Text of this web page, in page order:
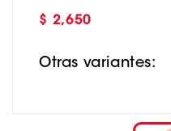
Precio
$ 2,650
Otras variantes: